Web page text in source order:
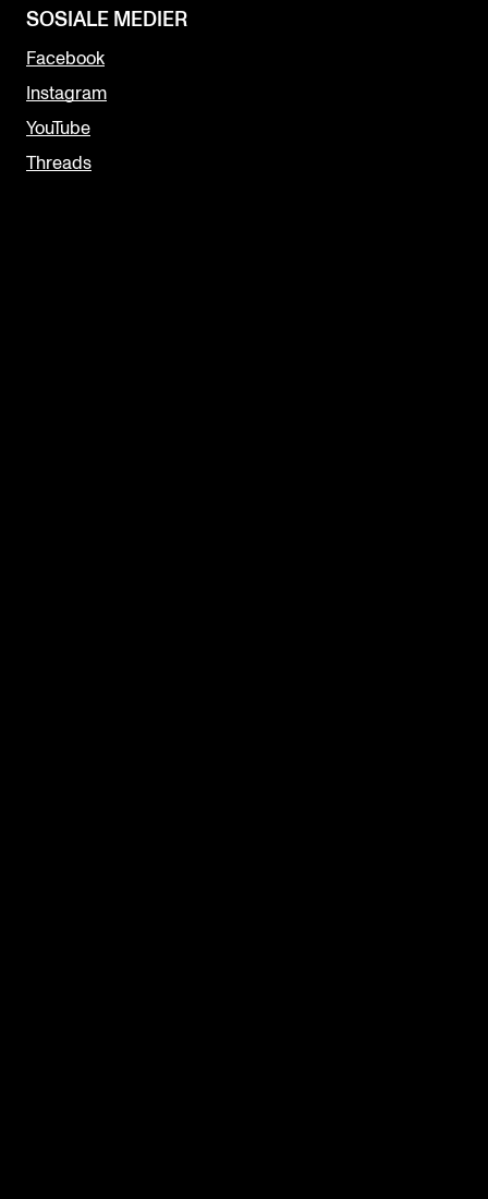
SOSIALE MEDIER
Facebook
Instagram
YouTube
Threads